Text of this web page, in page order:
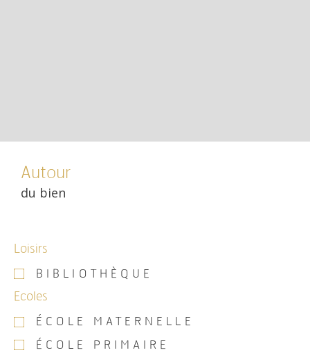
Autour
du bien
Loisirs
BIBLIOTHÈQUE
Ecoles
ÉCOLE MATERNELLE
ÉCOLE PRIMAIRE